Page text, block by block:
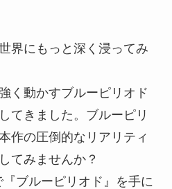
界にもっと深く浸ってみ
く動かすブルーピリオド
てきました。ブルーピリ
作の圧倒的なリアリティ
てみませんか？
ブルーピリオド』を手に